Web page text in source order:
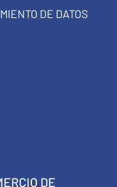
DE DATOS
DE